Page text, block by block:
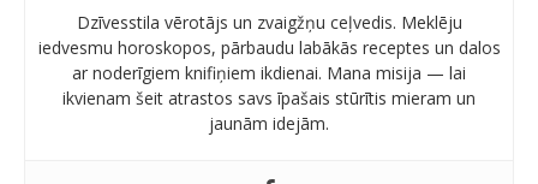
Dzīvesstila vērotājs un zvaigžņu ceļvedis. Meklēju
iedvesmu horoskopos, pārbaudu labākās receptes un dalos
ar noderīgiem knifiņiem ikdienai. Mana misija — lai
ikvienam šeit atrastos savs īpašais stūrītis mieram un
jaunām idejām.